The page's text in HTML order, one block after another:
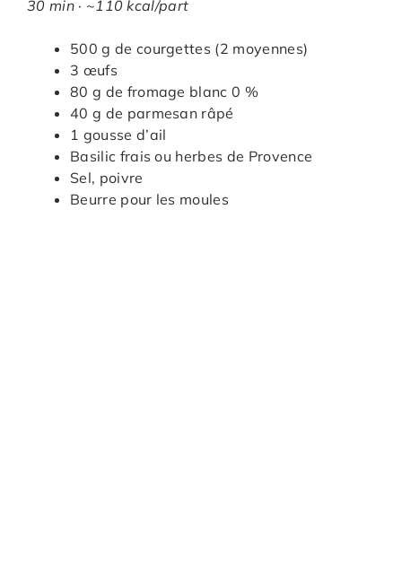
30 min · ~110 kcal/part
500 g de courgettes (2 moyennes)
3 œufs
80 g de fromage blanc 0 %
40 g de parmesan râpé
1 gousse d’ail
Basilic frais ou herbes de Provence
Sel, poivre
Beurre pour les moules